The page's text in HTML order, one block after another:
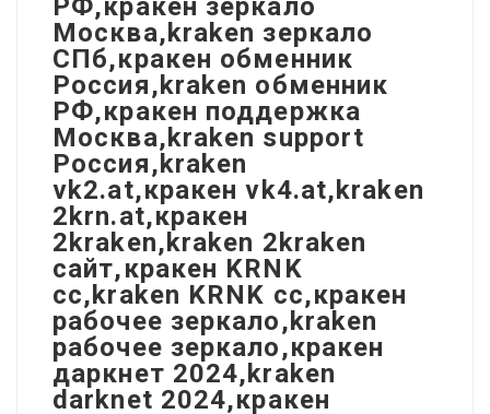
РФ,кракен зеркало
Москва,kraken зеркало
СПб,кракен обменник
Россия,kraken обменник
РФ,кракен поддержка
Москва,kraken support
Россия,kraken
vk2.at,кракен vk4.at,kraken
2krn.at,кракен
2kraken,kraken 2kraken
сайт,кракен KRNK
cc,kraken KRNK cc,кракен
рабочее зеркало,kraken
рабочее зеркало,кракен
даркнет 2024,kraken
darknet 2024,кракен